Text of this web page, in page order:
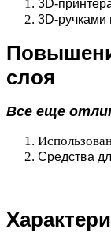
3D-
3D-ручками
слоя
Все еще
Средства